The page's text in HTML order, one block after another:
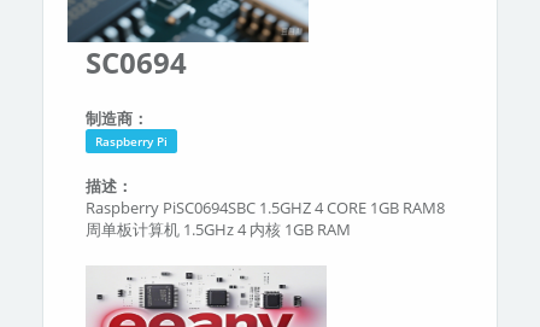
SC0694
制造商：
Raspberry Pi
描述：
Raspberry PiSC0694SBC 1.5GHZ 4 CORE 1GB RAM8
周单板计算机 1.5GHz 4 内核 1GB RAM